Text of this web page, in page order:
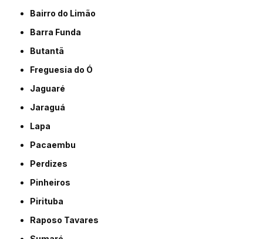
Bairro do Limão
Barra Funda
Butantã
Freguesia do Ó
Jaguaré
Jaraguá
Lapa
Pacaembu
Perdizes
Pinheiros
Pirituba
Raposo Tavares